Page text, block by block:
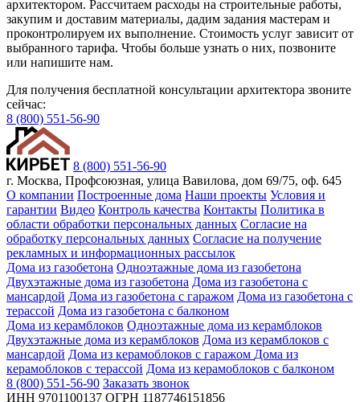
архитектором. Рассчитаем расходы на строительные работы,
закупим и доставим материалы, дадим задания мастерам и
проконтролируем их выполнение. Стоимость услуг зависит от
выбранного тарифа. Чтобы больше узнать о них, позвоните
или напишите нам.
Для получения бесплатной консультации архитектора звоните
сейчас:
8 (800) 551-56-90
8 (800) 551-56-90
г. Москва, Профсоюзная, улица Вавилова, дом 69/75, оф. 645
О компании Построенные дома Наши проекты Условия и
гарантии Видео Контроль качества Контакты Политика в
области обработки персональных данных Согласие на
обработку персональных данных Согласие на получение
рекламных и информационных рассылок
Дома из газобетона Одноэтажные дома из газобетона
Двухэтажные дома из газобетона Дома из газобетона с
мансардой Дома из газобетона с гаражом Дома из газобетона с
терассой Дома из газобетона с балконом
Дома из керамблоков Одноэтажные дома из керамблоков
Двухэтажные дома из керамблоков Дома из керамблоков с
мансардой Дома из керамоблоков с гаражом Дома из
керамоблоков с терассой Дома из керамоблоков с балконом
8 (800) 551-56-90 Заказать звонок
ИНН 9701100137 ОГРН 1187746151856